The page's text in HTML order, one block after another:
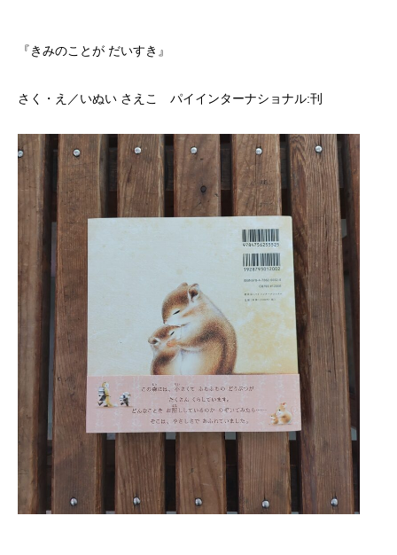
『きみのことが だいすき』
さく・え／いぬい さえこ パイインターナショナル:刊